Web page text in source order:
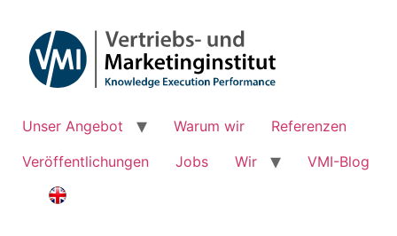
Unser Angebot Warum wir
Referenzen
Veröffentlichungen
Jobs Wir VMI-Blog